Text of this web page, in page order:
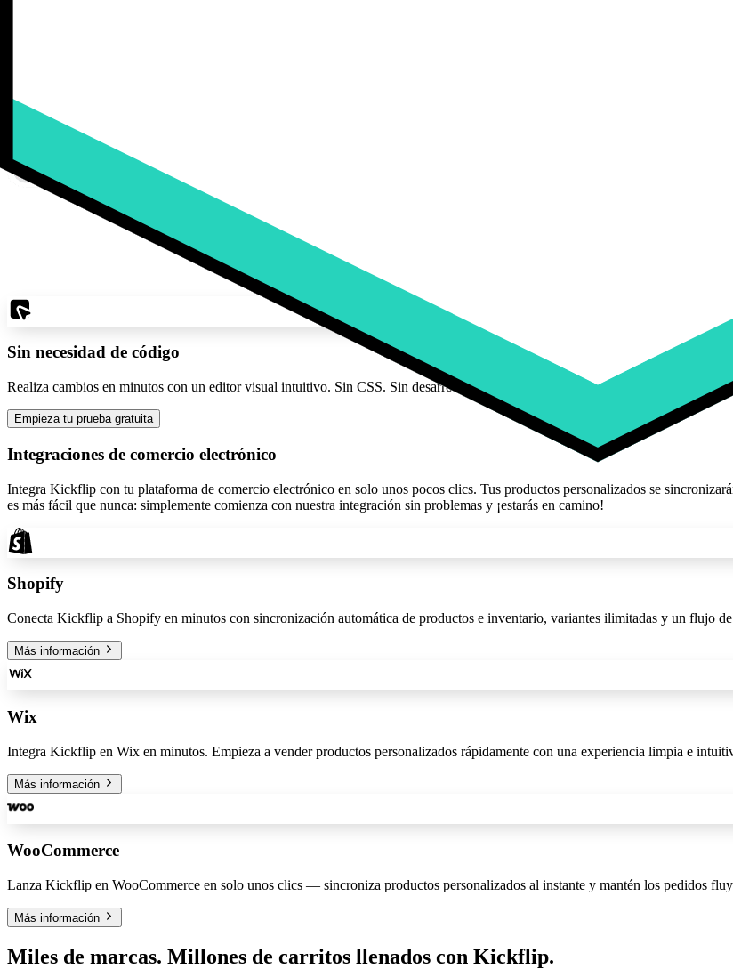
Sin necesidad de código
Realiza cambios en minutos con un editor visual intuitivo. Sin CSS. Sin desarrolladores. Solo controles simples que te dan total
Empieza tu prueba gratuita
Integraciones de comercio electrónico
Integra Kickflip con tu plataforma de comercio electrónico en solo unos pocos clics. Tus productos personalizados se
es más fácil que nunca: simplemente comienza con nuestra integración sin problemas y ¡estarás en camino!
Shopify
Conecta Kickflip a Shopify en minutos con sincronización automática de productos e inventario, variantes ilimitadas y un flujo
Más información
Wix
Integra Kickflip en Wix en minutos. Empieza a vender productos personalizados rápidamente con una experiencia limpia e
Más información
WooCommerce
Lanza Kickflip en WooCommerce en solo unos clics — sincroniza productos personalizados al instante y mantén los pedidos
Más información
Miles de marcas. Millones de carritos llenados con Kickflip.